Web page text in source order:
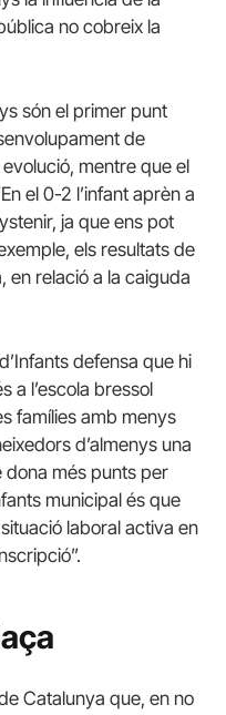
no cobreix la
són el primer punt
de
mentre que el
el 0-2 l’infant aprèn a
ja que ens pot
els resultats de
en relació a la caiguda
defensa que hi
a l’escola bressol
famílies amb menys
d’almenys una
dona més punts per
municipal és que
laboral activa en
Catalunya que, en no